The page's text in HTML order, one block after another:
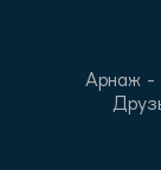
Арнаж -